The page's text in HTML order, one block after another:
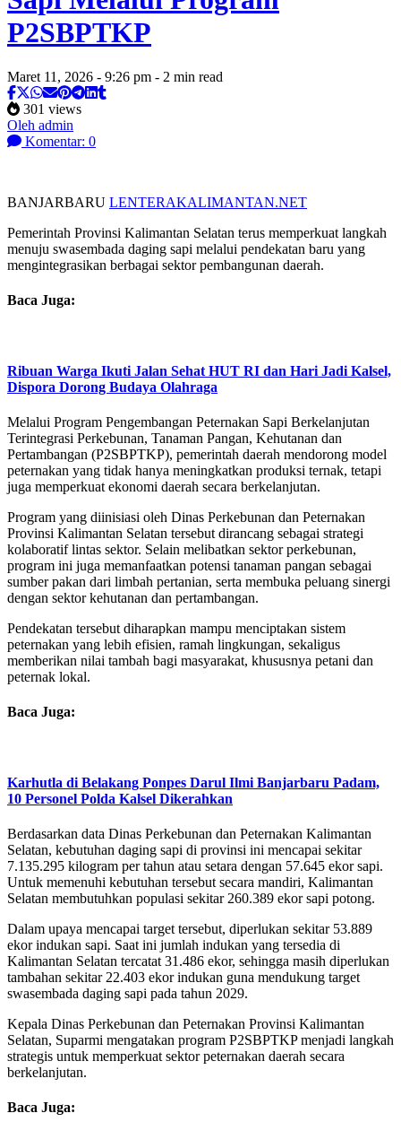
P2SBPTKP
Maret 11, 2026 - 9:26 pm - 2 min read
301 views
Oleh admin
Komentar: 0
BANJARBARU LENTERAKALIMANTAN.NET
Pemerintah Provinsi Kalimantan Selatan terus memperkuat langkah
menuju swasembada daging sapi melalui pendekatan baru yang
mengintegrasikan berbagai sektor pembangunan daerah.
Baca Juga:
Ribuan Warga Ikuti Jalan Sehat HUT RI dan Hari Jadi Kalsel,
Dispora Dorong Budaya Olahraga
Melalui Program Pengembangan Peternakan Sapi Berkelanjutan
Terintegrasi Perkebunan, Tanaman Pangan, Kehutanan dan
Pertambangan (P2SBPTKP), pemerintah daerah mendorong model
peternakan yang tidak hanya meningkatkan produksi ternak, tetapi
juga memperkuat ekonomi daerah secara berkelanjutan.
Program yang diinisiasi oleh Dinas Perkebunan dan Peternakan
Provinsi Kalimantan Selatan tersebut dirancang sebagai strategi
kolaboratif lintas sektor. Selain melibatkan sektor perkebunan,
program ini juga memanfaatkan potensi tanaman pangan sebagai
sumber pakan dari limbah pertanian, serta membuka peluang sinergi
dengan sektor kehutanan dan pertambangan.
Pendekatan tersebut diharapkan mampu menciptakan sistem
peternakan yang lebih efisien, ramah lingkungan, sekaligus
memberikan nilai tambah bagi masyarakat, khususnya petani dan
peternak lokal.
Baca Juga:
Karhutla di Belakang Ponpes Darul Ilmi Banjarbaru Padam,
10 Personel Polda Kalsel Dikerahkan
Berdasarkan data Dinas Perkebunan dan Peternakan Kalimantan
Selatan, kebutuhan daging sapi di provinsi ini mencapai sekitar
7.135.295 kilogram per tahun atau setara dengan 57.645 ekor sapi.
Untuk memenuhi kebutuhan tersebut secara mandiri, Kalimantan
Selatan membutuhkan populasi sekitar 260.389 ekor sapi potong.
Dalam upaya mencapai target tersebut, diperlukan sekitar 53.889
ekor indukan sapi. Saat ini jumlah indukan yang tersedia di
Kalimantan Selatan tercatat 31.486 ekor, sehingga masih diperlukan
tambahan sekitar 22.403 ekor indukan guna mendukung target
swasembada daging sapi pada tahun 2029.
Kepala Dinas Perkebunan dan Peternakan Provinsi Kalimantan
Selatan, Suparmi mengatakan program P2SBPTKP menjadi langkah
strategis untuk memperkuat sektor peternakan daerah secara
berkelanjutan.
Baca Juga: